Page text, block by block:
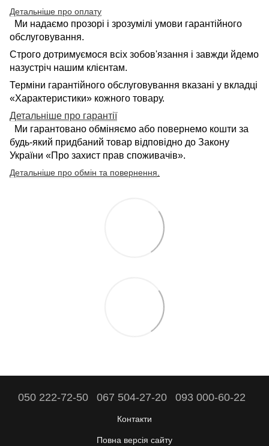
Детальніше про оплату
Ми надаємо прозорі і зрозумілі умови гарантійного
обслуговування.
Строго дотримуємося всіх зобов'язання і завжди йдемо
назустріч нашим клієнтам.
Терміни гарантійного обслуговування вказані у вкладці
«Характеристики» кожного товару.
Детальніше про гарантії
Ми гарантовано обміняємо або повернемо кошти за
будь-який придбаний товар відповідно до Закону
України «Про захист прав споживачів».
Детальніше про обмін та повернення
050 222-72-50 067 504-27-20 093 000-60-22
Контакти
Повна версія сайту